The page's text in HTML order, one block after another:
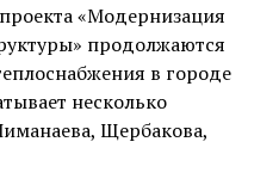
«Модернизация
продолжаются
в городе
несколько
Щербакова,